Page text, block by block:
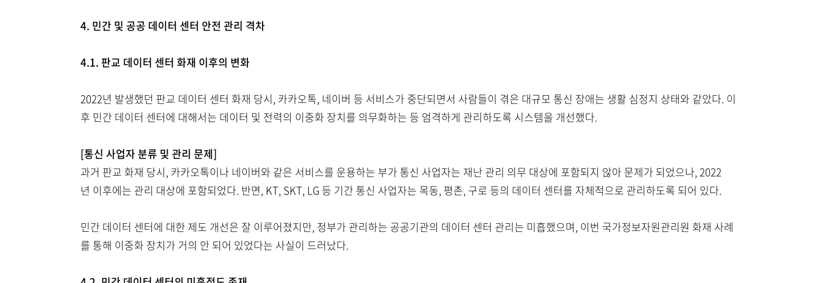
4. 민간 및 공공 데이터 센터 안전 관리 격차
4.1. 판교 데이터 센터 화재 이후의 변화
2022년 발생했던 판교 데이터 센터 화재 당시, 카카오톡, 네이버 등 서비스가 중단되면서 사람들이 겪은 대규모 통신 장애는 생활 심정지 상태와 같았다. 이
후 민간 데이터 센터에 대해서는 데이터 및 전력의 이중화 장치를 의무화하는 등 엄격하게 관리하도록 시스템을 개선했다.
[통신 사업자 분류 및 관리 문제]
과거 판교 화재 당시, 카카오톡이나 네이버와 같은 서비스를 운용하는 부가 통신 사업자는 재난 관리 의무 대상에 포함되지 않아 문제가 되었으나, 2022
년 이후에는 관리 대상에 포함되었다. 반면, KT, SKT, LG 등 기간 통신 사업자는 목동, 평촌, 구로 등의 데이터 센터를 자체적으로 관리하도록 되어 있다.
민간 데이터 센터에 대한 제도 개선은 잘 이루어졌지만, 정부가 관리하는 공공기관의 데이터 센터 관리는 미흡했으며, 이번 국가정보자원관리원 화재 사례
를 통해 이중화 장치가 거의 안 되어 있었다는 사실이 드러났다.